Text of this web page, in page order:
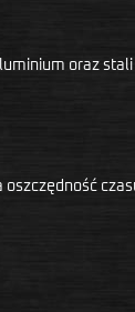
oraz